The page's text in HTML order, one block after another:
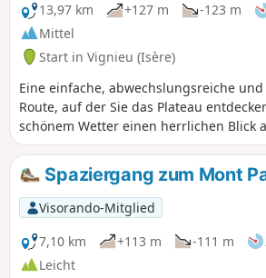
13,97 km
+127 m -123 m
Mittel
Start in Vignieu (Isère)
Eine einfache, abwechslungsreiche
Route, auf der Sie das Plateau
schönem Wetter einen herrlichen Blick
Blick auf die Täler von Saint-Chef und
Spaziergang zum Mont
Visorando-Mitglied
7,10 km
+113 m -111 m
Leicht